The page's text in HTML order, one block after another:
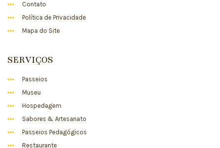
Contato
Política de Privacidade
Mapa do Site
SERVIÇOS
Passeios
Museu
Hospedagem
Sabores & Artesanato
Passeios Pedagógicos
Restaurante